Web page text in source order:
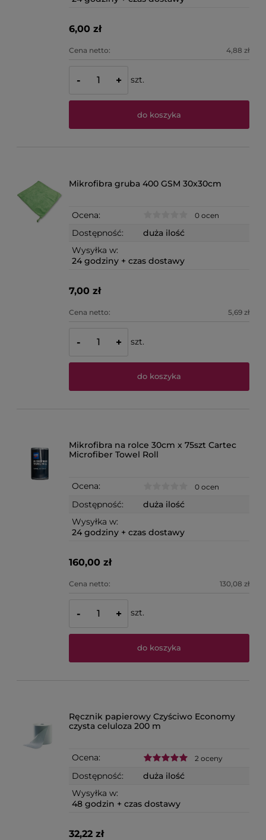
6,00 zł
Cena netto: 4,88 zł
- + szt.
do koszyka
Mikrofibra gruba 400 GSM 30x30cm
Ocena: 0 ocen
Dostępność:
duża ilość
Wysyłka w:
24 godziny + czas dostawy
7,00 zł
Cena netto: 5,69 zł
- + szt.
do koszyka
Mikrofibra na rolce 30cm x 75szt Cartec
Microfiber Towel Roll
Ocena: 0 ocen
Dostępność:
duża ilość
Wysyłka w:
24 godziny + czas dostawy
160,00 zł
Cena netto: 130,08 zł
- + szt.
do koszyka
Ręcznik papierowy Czyściwo Economy
czysta celuloza 200 m
Ocena: 2 oceny
Dostępność:
duża ilość
Wysyłka w:
48 godzin + czas dostawy
32,22 zł